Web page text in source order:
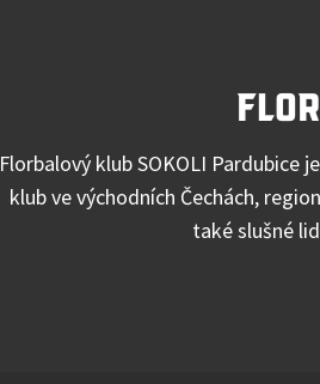
Florbalový klub SOKOLI Pardubice
klub ve východních Čechách,
také slušné